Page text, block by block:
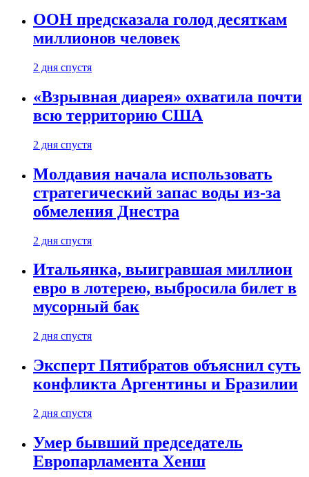
ООН предсказала голод десяткам
миллионов человек
2 дня спустя
«Взрывная диарея» охватила почти
всю территорию США
2 дня спустя
Молдавия начала использовать
стратегический запас воды из-за
обмеления Днестра
2 дня спустя
Итальянка, выигравшая миллион
евро в лотерею, выбросила билет в
мусорный бак
2 дня спустя
Эксперт Пятибратов объяснил суть
конфликта Аргентины и Бразилии
2 дня спустя
Умер бывший председатель
Европарламента Хенш